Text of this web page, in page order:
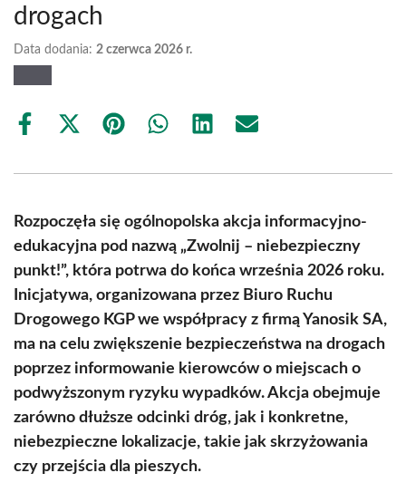
drogach
Data dodania: 2 czerwca 2026 r.
Share
Share
(Twitter)
Share Share Share Share
Rozpoczęła się ogólnopolska akcja informacyjno-
edukacyjna pod nazwą „Zwolnij – niebezpieczny
punkt!”, która potrwa do końca września 2026 roku.
Inicjatywa, organizowana przez Biuro Ruchu
Drogowego KGP we współpracy z firmą Yanosik SA,
ma na celu zwiększenie bezpieczeństwa na drogach
poprzez informowanie kierowców o miejscach o
podwyższonym ryzyku wypadków. Akcja obejmuje
zarówno dłuższe odcinki dróg, jak i konkretne,
niebezpieczne lokalizacje, takie jak skrzyżowania
czy przejścia dla pieszych.